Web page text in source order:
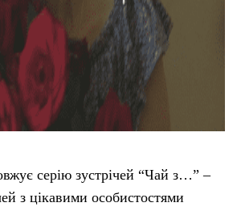
серію зустрічей “Чай з…” –
з цікавими особистостями